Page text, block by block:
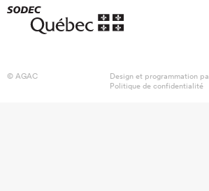
© AGAC Design et programmation
Politique de confidentialité